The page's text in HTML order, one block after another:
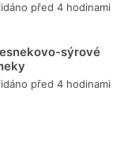
před 4 hodinami
sýrové
před 4 hodinami